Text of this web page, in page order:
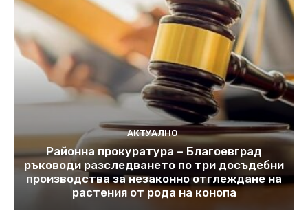
АКТУАЛНО
Районна прокуратура – Благоевград
ръководи разследването по три досъдебни
производства за незаконно отглеждане на
растения от рода на конопа